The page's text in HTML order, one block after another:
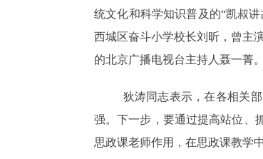
统文化和科学知识普及的“凯叔
西城区奋斗小学校长刘昕，曾主
的北京广播电视台主持人聂一菁
狄涛同志表示，在各相关
强。下一步，要通过提高站位、
思政课老师作用，在思政课教学